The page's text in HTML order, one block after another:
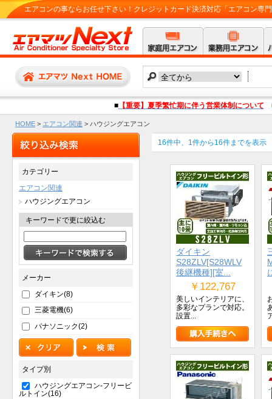
エアコンの事ならお任せ下さい！クレジットカード決済対応「エアコン専
■【重要】夏季繁忙期に伴う営業体制について
HOME > エアコン関連 > ハウジングエアコン
16件中、1件から16件までを表示
ダイキン
S28ZLV[S28WLV
後継機種][室...
￥122,767
美しいインテリアに、
多彩なプランで対応。
設置...
カテゴリー
エアコン関連
ハウジングエアコン
キーワードで更に絞込む
メーカー
ダイキン(8)
三菱電機(6)
パナソニック(2)
タイプ別
ハウジングエアコン-フリービ
ルトイン(16)